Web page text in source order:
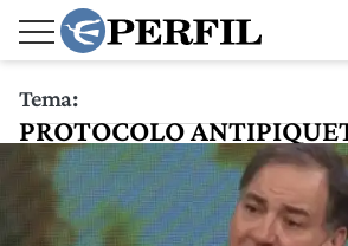
Tema:
PROTOCOLO